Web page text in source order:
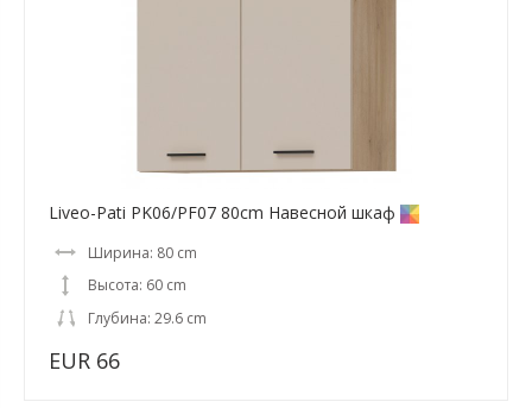
Liveo-Pati PK06/PF07 80cm Навесной шкаф
Ширина: 80 cm
Высота: 60 cm
Глубина: 29.6 cm
EUR 66